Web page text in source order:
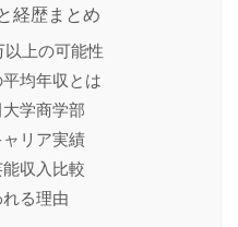
経歴まとめ
以上の可能性
均年収とは
学商学部
リア実績
収入比較
る理由